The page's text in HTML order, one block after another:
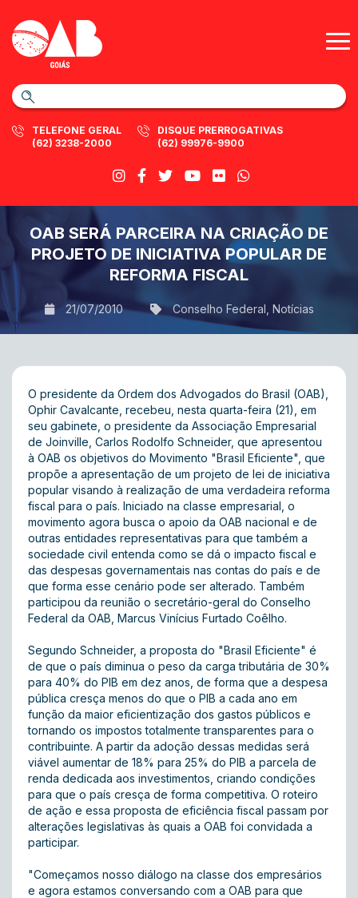
TELEFONE GERAL
(62) 3238-2000
DISQUE PRERROGATIVAS
(62) 99976-9900
OAB SERÁ PARCEIRA NA CRIAÇÃO DE
PROJETO DE INICIATIVA POPULAR DE
REFORMA FISCAL
21/07/2010 Conselho Federal Notícias
O presidente da Ordem dos Advogados do Brasil (OAB),
Ophir Cavalcante, recebeu, nesta quarta-feira (21), em
seu gabinete, o presidente da Associação Empresarial
de Joinville, Carlos Rodolfo Schneider, que apresentou
à OAB os objetivos do Movimento "Brasil Eficiente", que
propõe a apresentação de um projeto de lei de iniciativa
popular visando à realização de uma verdadeira reforma
fiscal para o país. Iniciado na classe empresarial, o
movimento agora busca o apoio da OAB nacional e de
outras entidades representativas para que também a
sociedade civil entenda como se dá o impacto fiscal e
das despesas governamentais nas contas do país e de
que forma esse cenário pode ser alterado. Também
participou da reunião o secretário-geral do Conselho
Federal da OAB, Marcus Vinícius Furtado Coêlho.
Segundo Schneider, a proposta do "Brasil Eficiente" é
de que o país diminua o peso da carga tributária de 30%
para 40% do PIB em dez anos, de forma que a despesa
pública cresça menos do que o PIB a cada ano em
função da maior eficientização dos gastos públicos e
tornando os impostos totalmente transparentes para o
contribuinte. A partir da adoção dessas medidas será
viável aumentar de 18% para 25% do PIB a parcela de
renda dedicada aos investimentos, criando condições
para que o país cresça de forma competitiva. O roteiro
de ação e essa proposta de eficiência fiscal passam por
alterações legislativas às quais a OAB foi convidada a
participar.
"Começamos nosso diálogo na classe dos empresários
e agora estamos conversando com a OAB para que